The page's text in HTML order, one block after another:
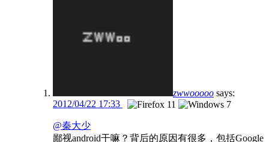
zwwooooo says:
2012/04/22 17:33
@秦大少
鄙视android干嘛？背后的原因有很多，包括Google